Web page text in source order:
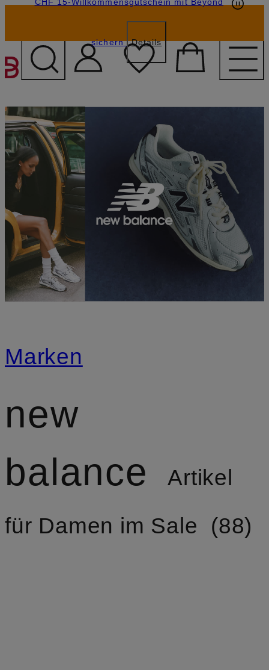
ZUM HAUPTINHALT
sichern Details
Marken
new
balance
Artikel
für Damen im Sale
88